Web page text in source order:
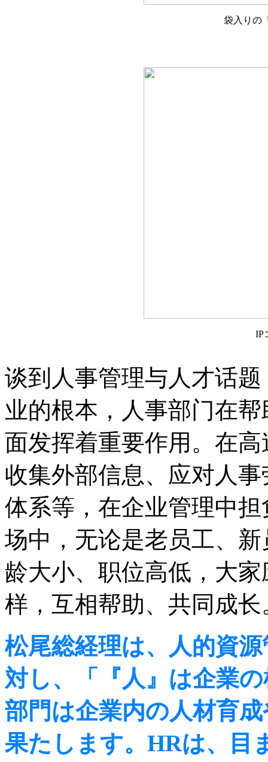
袋入りの
IP
谈到人事管理与人才话
业的根本，人事部门在
面发挥着重要作用。在
收集外部信息、应对人
体系等，在企业管理中
场中，无论是老员工、
龄大小、职位高低，大
样，互相帮助、共同成长
松尾総経理は、人的資
対し、「『人』は企業
部門は企業内の人材育
果たします。HRは、目